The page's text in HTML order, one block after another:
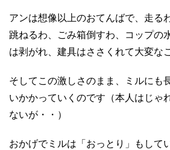
アンは想像以上のおてんばで、走る
跳ねるわ、ごみ箱倒すわ、コップの
は剥がれ、建具はささくれて大変な
そしてこの激しさのまま、ミルにも
いかかっていくのです（本人はじゃ
ないが・・）
おかげでミルは「おっとり」もして